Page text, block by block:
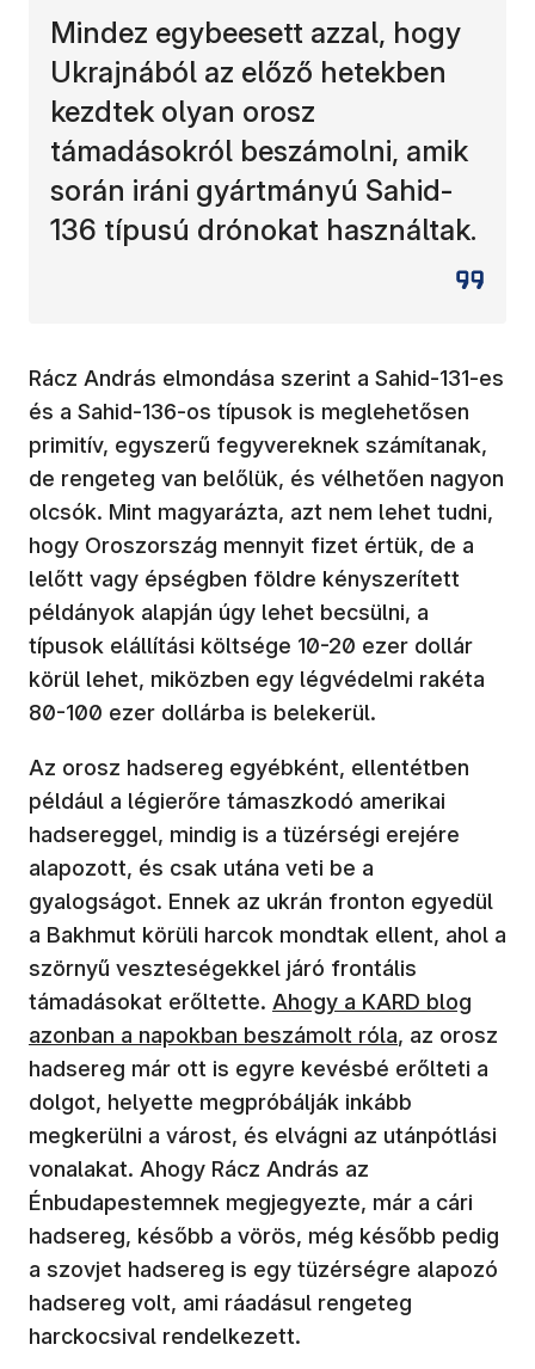
Mindez egybeesett azzal, hogy
Ukrajnából az előző hetekben
kezdtek olyan orosz
támadásokról beszámolni, amik
során iráni gyártmányú Sahid-
136 típusú drónokat használtak.
Rácz András elmondása szerint a Sahid-131-es
és a Sahid-136-os típusok is meglehetősen
primitív, egyszerű fegyvereknek számítanak,
de rengeteg van belőlük, és vélhetően nagyon
olcsók. Mint magyarázta, azt nem lehet tudni,
hogy Oroszország mennyit fizet értük, de a
lelőtt vagy épségben földre kényszerített
példányok alapján úgy lehet becsülni, a
típusok elállítási költsége 10-20 ezer dollár
körül lehet, miközben egy légvédelmi rakéta
80-100 ezer dollárba is belekerül.
Az orosz hadsereg egyébként, ellentétben
például a légierőre támaszkodó amerikai
hadsereggel, mindig is a tüzérségi erejére
alapozott, és csak utána veti be a
gyalogságot. Ennek az ukrán fronton egyedül
a Bakhmut körüli harcok mondtak ellent, ahol a
szörnyű veszteségekkel járó frontális
támadásokat erőltette. (új ablakban nyílik meg)
Ahogy a KARD blog
azonban a napokban beszámolt róla, az orosz
hadsereg már ott is egyre kevésbé erőlteti a
dolgot, helyette megpróbálják inkább
megkerülni a várost, és elvágni az utánpótlási
vonalakat. Ahogy Rácz András az
Énbudapestemnek megjegyezte, már a cári
hadsereg, később a vörös, még később pedig
a szovjet hadsereg is egy tüzérségre alapozó
hadsereg volt, ami ráadásul rengeteg
harckocsival rendelkezett.